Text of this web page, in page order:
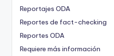
Reportajes ODA
Reportes de fact-checking
Reportes ODA
Requiere más información